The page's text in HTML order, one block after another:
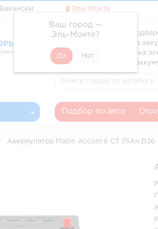
Вакансии Эль-Монте
Ваш город —
Эль-Монте?
✓ Профессионально
✓ Доставка и установка
✓ Бесплатня диагностика
✓ Заплатим за старый
Подбор по авто
Аккумулятор Platin Accum 6 СТ 75Ач D26